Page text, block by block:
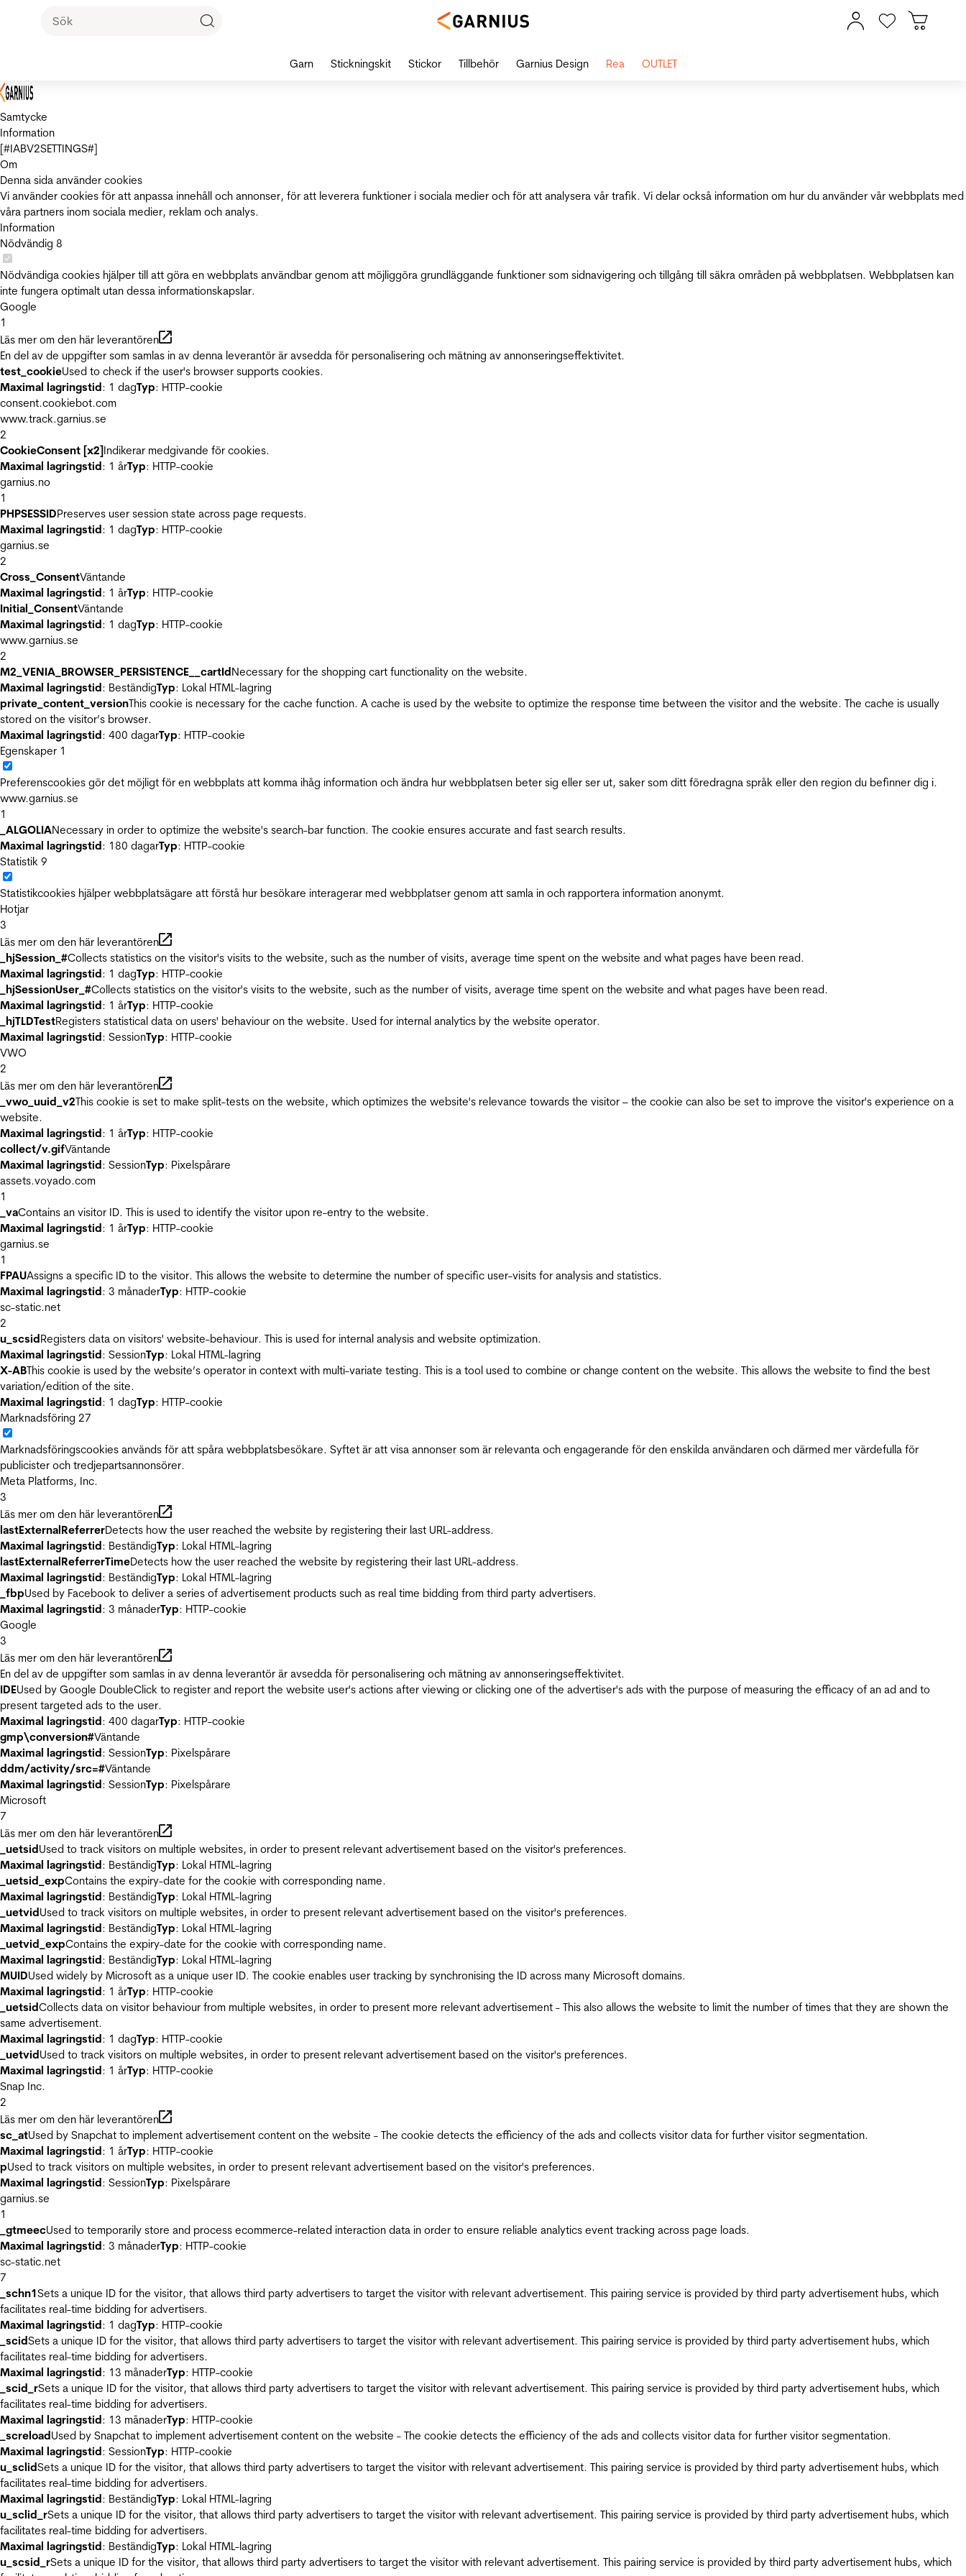
Samtycke
Information
[#IABV2SETTINGS#]
Om
Denna sida använder cookies
Vi använder cookies för att anpassa innehåll och annonser, för att leverera funktioner i sociala medier och för att analysera vår trafik. Vi delar också information om hur du använder vår webbplats med
våra partners inom sociala medier, reklam och analys.
Information
Nödvändig 8
Nödvändiga cookies hjälper till att göra en webbplats användbar genom att möjliggöra grundläggande funktioner som sidnavigering och tillgång till säkra områden på webbplatsen. Webbplatsen kan
inte fungera optimalt utan dessa informationskapslar.
Google
1
Läs mer om den här leverantören
En del av de uppgifter som samlas in av denna leverantör är avsedda för personalisering och mätning av annonseringseffektivitet.
test_cookieUsed to check if the user's browser supports cookies.
Maximal lagringstid: 1 dagTyp: HTTP-cookie
consent.cookiebot.com
www.track.garnius.se
2
CookieConsent [x2]Indikerar medgivande för cookies.
Maximal lagringstid: 1 årTyp: HTTP-cookie
garnius.no
1
PHPSESSIDPreserves user session state across page requests.
Maximal lagringstid: 1 dagTyp: HTTP-cookie
garnius.se
2
Cross_ConsentVäntande
Maximal lagringstid: 1 årTyp: HTTP-cookie
Initial_ConsentVäntande
Maximal lagringstid: 1 dagTyp: HTTP-cookie
www.garnius.se
2
M2_VENIA_BROWSER_PERSISTENCE__cartIdNecessary for the shopping cart functionality on the website.
Maximal lagringstid: BeständigTyp: Lokal HTML-lagring
private_content_versionThis cookie is necessary for the cache function. A cache is used by the website to optimize the response time between the visitor and the website. The cache is usually
stored on the visitor’s browser.
Maximal lagringstid: 400 dagarTyp: HTTP-cookie
Egenskaper 1
Preferenscookies gör det möjligt för en webbplats att komma ihåg information och ändra hur webbplatsen beter sig eller ser ut, saker som ditt föredragna språk eller den region du befinner dig i.
www.garnius.se
1
_ALGOLIANecessary in order to optimize the website's search-bar function. The cookie ensures accurate and fast search results.
Maximal lagringstid: 180 dagarTyp: HTTP-cookie
Statistik 9
Statistikcookies hjälper webbplatsägare att förstå hur besökare interagerar med webbplatser genom att samla in och rapportera information anonymt.
Hotjar
3
Läs mer om den här leverantören
_hjSession_#Collects statistics on the visitor's visits to the website, such as the number of visits, average time spent on the website and what pages have been read.
Maximal lagringstid: 1 dagTyp: HTTP-cookie
_hjSessionUser_#Collects statistics on the visitor's visits to the website, such as the number of visits, average time spent on the website and what pages have been read.
Maximal lagringstid: 1 årTyp: HTTP-cookie
_hjTLDTestRegisters statistical data on users' behaviour on the website. Used for internal analytics by the website operator.
Maximal lagringstid: SessionTyp: HTTP-cookie
VWO
2
Läs mer om den här leverantören
_vwo_uuid_v2This cookie is set to make split-tests on the website, which optimizes the website's relevance towards the visitor – the cookie can also be set to improve the visitor's experience on a
website.
Maximal lagringstid: 1 årTyp: HTTP-cookie
collect/v.gifVäntande
Maximal lagringstid: SessionTyp: Pixelspårare
assets.voyado.com
1
_vaContains an visitor ID. This is used to identify the visitor upon re-entry to the website.
Maximal lagringstid: 1 årTyp: HTTP-cookie
garnius.se
1
FPAUAssigns a specific ID to the visitor. This allows the website to determine the number of specific user-visits for analysis and statistics.
Maximal lagringstid: 3 månaderTyp: HTTP-cookie
sc-static.net
2
u_scsidRegisters data on visitors' website-behaviour. This is used for internal analysis and website optimization.
Maximal lagringstid: SessionTyp: Lokal HTML-lagring
X-ABThis cookie is used by the website’s operator in context with multi-variate testing. This is a tool used to combine or change content on the website. This allows the website to find the best
variation/edition of the site.
Maximal lagringstid: 1 dagTyp: HTTP-cookie
Marknadsföring 27
Marknadsföringscookies används för att spåra webbplatsbesökare. Syftet är att visa annonser som är relevanta och engagerande för den enskilda användaren och därmed mer värdefulla för
publicister och tredjepartsannonsörer.
Meta Platforms, Inc.
3
Läs mer om den här leverantören
lastExternalReferrerDetects how the user reached the website by registering their last URL-address.
Maximal lagringstid: BeständigTyp: Lokal HTML-lagring
lastExternalReferrerTimeDetects how the user reached the website by registering their last URL-address.
Maximal lagringstid: BeständigTyp: Lokal HTML-lagring
_fbpUsed by Facebook to deliver a series of advertisement products such as real time bidding from third party advertisers.
Maximal lagringstid: 3 månaderTyp: HTTP-cookie
Google
3
Läs mer om den här leverantören
En del av de uppgifter som samlas in av denna leverantör är avsedda för personalisering och mätning av annonseringseffektivitet.
IDEUsed by Google DoubleClick to register and report the website user's actions after viewing or clicking one of the advertiser's ads with the purpose of measuring the efficacy of an ad and to
present targeted ads to the user.
Maximal lagringstid: 400 dagarTyp: HTTP-cookie
gmp\conversion#Väntande
Maximal lagringstid: SessionTyp: Pixelspårare
ddm/activity/src=#Väntande
Maximal lagringstid: SessionTyp: Pixelspårare
Microsoft
7
Läs mer om den här leverantören
_uetsidUsed to track visitors on multiple websites, in order to present relevant advertisement based on the visitor's preferences.
Maximal lagringstid: BeständigTyp: Lokal HTML-lagring
_uetsid_expContains the expiry-date for the cookie with corresponding name.
Maximal lagringstid: BeständigTyp: Lokal HTML-lagring
_uetvidUsed to track visitors on multiple websites, in order to present relevant advertisement based on the visitor's preferences.
Maximal lagringstid: BeständigTyp: Lokal HTML-lagring
_uetvid_expContains the expiry-date for the cookie with corresponding name.
Maximal lagringstid: BeständigTyp: Lokal HTML-lagring
MUIDUsed widely by Microsoft as a unique user ID. The cookie enables user tracking by synchronising the ID across many Microsoft domains.
Maximal lagringstid: 1 årTyp: HTTP-cookie
_uetsidCollects data on visitor behaviour from multiple websites, in order to present more relevant advertisement - This also allows the website to limit the number of times that they are shown the
same advertisement.
Maximal lagringstid: 1 dagTyp: HTTP-cookie
_uetvidUsed to track visitors on multiple websites, in order to present relevant advertisement based on the visitor's preferences.
Maximal lagringstid: 1 årTyp: HTTP-cookie
Snap Inc.
2
Läs mer om den här leverantören
sc_atUsed by Snapchat to implement advertisement content on the website - The cookie detects the efficiency of the ads and collects visitor data for further visitor segmentation.
Maximal lagringstid: 1 årTyp: HTTP-cookie
pUsed to track visitors on multiple websites, in order to present relevant advertisement based on the visitor's preferences.
Maximal lagringstid: SessionTyp: Pixelspårare
garnius.se
1
_gtmeecUsed to temporarily store and process ecommerce-related interaction data in order to ensure reliable analytics event tracking across page loads.
Maximal lagringstid: 3 månaderTyp: HTTP-cookie
sc-static.net
7
_schn1Sets a unique ID for the visitor, that allows third party advertisers to target the visitor with relevant advertisement. This pairing service is provided by third party advertisement hubs, which
facilitates real-time bidding for advertisers.
Maximal lagringstid: 1 dagTyp: HTTP-cookie
_scidSets a unique ID for the visitor, that allows third party advertisers to target the visitor with relevant advertisement. This pairing service is provided by third party advertisement hubs, which
facilitates real-time bidding for advertisers.
Maximal lagringstid: 13 månaderTyp: HTTP-cookie
_scid_rSets a unique ID for the visitor, that allows third party advertisers to target the visitor with relevant advertisement. This pairing service is provided by third party advertisement hubs, which
facilitates real-time bidding for advertisers.
Maximal lagringstid: 13 månaderTyp: HTTP-cookie
_screloadUsed by Snapchat to implement advertisement content on the website - The cookie detects the efficiency of the ads and collects visitor data for further visitor segmentation.
Maximal lagringstid: SessionTyp: HTTP-cookie
u_sclidSets a unique ID for the visitor, that allows third party advertisers to target the visitor with relevant advertisement. This pairing service is provided by third party advertisement hubs, which
facilitates real-time bidding for advertisers.
Maximal lagringstid: BeständigTyp: Lokal HTML-lagring
u_sclid_rSets a unique ID for the visitor, that allows third party advertisers to target the visitor with relevant advertisement. This pairing service is provided by third party advertisement hubs, which
facilitates real-time bidding for advertisers.
Maximal lagringstid: BeständigTyp: Lokal HTML-lagring
u_scsid_rSets a unique ID for the visitor, that allows third party advertisers to target the visitor with relevant advertisement. This pairing service is provided by third party advertisement hubs, which
Garn Stickningskit Stickor Tillbehör Garnius Design Rea OUTLET